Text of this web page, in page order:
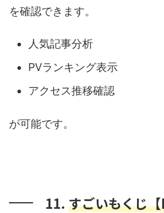
を確認できます。
人気記事分析
PVランキング表示
アクセス推移確認
が可能です。
11. すごいもくじ